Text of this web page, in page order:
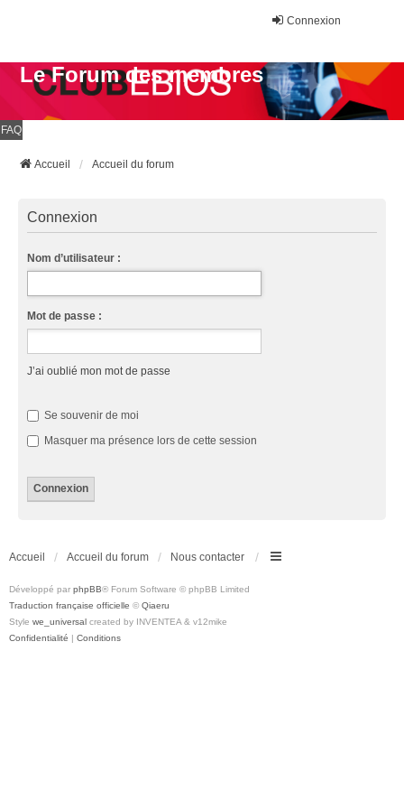
Connexion
Le Forum des membres
FAQ
Accueil Accueil du forum
Connexion
Nom d’utilisateur :
Mot de passe :
J’ai oublié mon mot de passe
Se souvenir de moi
Masquer ma présence lors de cette session
Accueil Accueil du forum Nous contacter
Développé par phpBB® Forum Software © phpBB Limited
Traduction française officielle © Qiaeru
Style we_universal created by INVENTEA & v12mike
Confidentialité | Conditions